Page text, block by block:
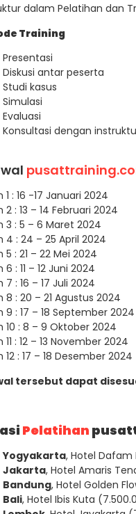
dalam Pelatihan dan
Training
Presentasi
Diskusi antar peserta
Studi kasus
Simulasi
Evaluasi
Konsultasi dengan
1 : 16 -17 Januari 2024
2 : 13 – 14 Februari 2024
3 : 5 – 6 Maret 2024
4 : 24 – 25 April 2024
5 : 21 – 22 Mei 2024
6 : 11 – 12 Juni 2024
7 : 16 – 17 Juli 2024
8 : 20 – 21 Agustus 2024
9 : 17 – 18 September 2024
10 : 8 – 9 Oktober 2024
11 : 12 – 13 November 2024
12 : 17 – 18 Desember 2024
tersebut dapat
Pelatihan
Yogyakarta, Hotel
Jakarta, Hotel Amaris
Bandung, Hotel Golden
Bali, Hotel Ibis Kuta